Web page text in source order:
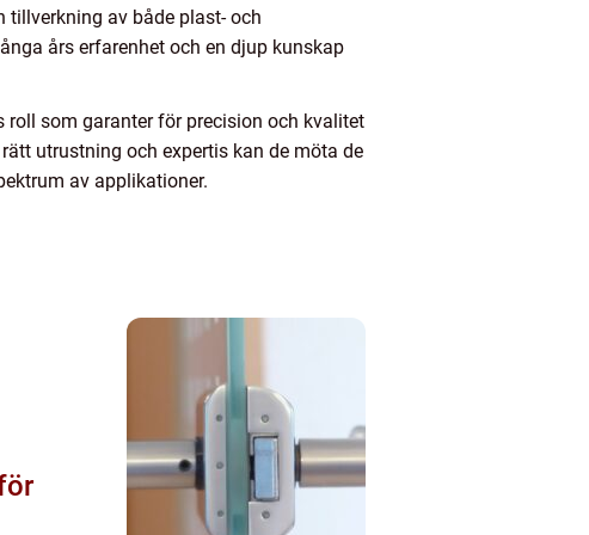
tillverkning av både plast- och
års erfarenhet och en djup kunskap
roll som garanter för precision och kvalitet
utrustning och expertis kan de möta de
av applikationer.